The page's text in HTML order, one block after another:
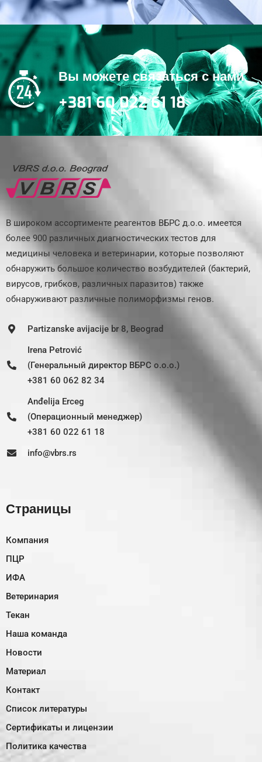
Вы можете связаться с нами
+381 60 022 61 18
В широком ассортименте реагентов ВБРС д.о.о. имеется
более 900 различных диагностических тестов для
медицины человека и ветеринарии, которые позволяют
обнаружить большое количество возбудителей (бактерий,
вирусов, грибков, различных паразитов) также
обнаруживают различные полиморфизмы генов.
Partizanske avijacije br 8, Beograd
Irena Petrović
(Генеральный директор ВБРС о.о.о.)
+381 60 062 82 34
Anđelija Erceg
(Операционный менеджер)
+381 60 022 61 18
info@vbrs.rs
Страницы
Компания
ПЦР
ИФА
Ветеринария
Текан
Наша команда
Новости
Материал
Контакт
Список литературы
Сертификаты и лицензии
Политика качества